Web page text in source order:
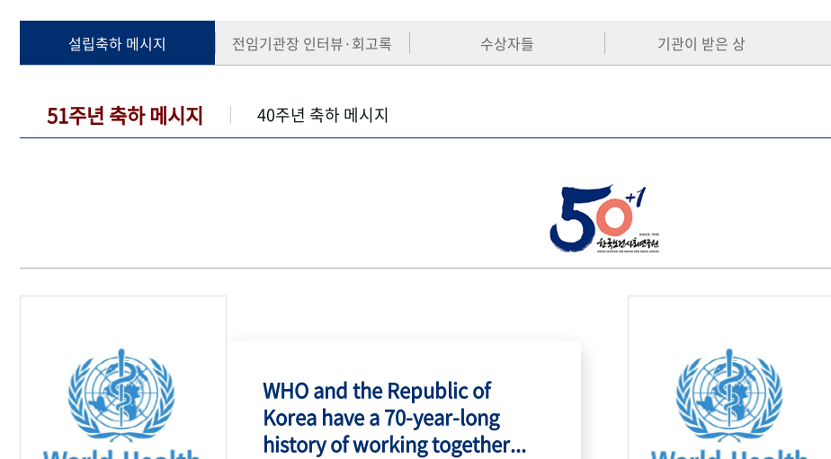
설립축하 메시지 전임기관장 인터뷰·회고록 수상자들 기관이 받은 상
51주년 축하 메시지 40주년 축하 메시지
WHO and the Republic of
Korea have a 70-year-long
history of working together...